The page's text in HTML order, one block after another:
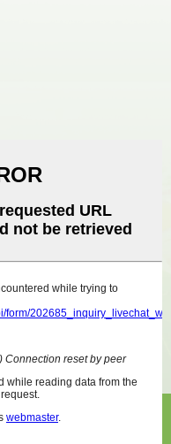
ህንፃ ፣ ቁጥር 2 ፣
፣ ሁዩዙ ከተማ